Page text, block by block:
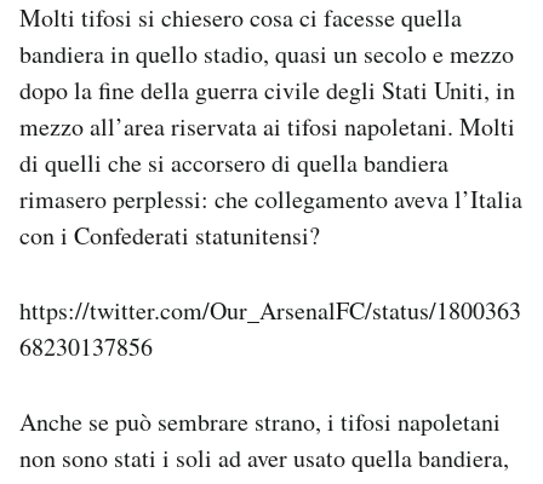
Molti tifosi si chiesero cosa ci facesse quella
bandiera in quello stadio, quasi un secolo e mezzo
dopo la fine della guerra civile degli Stati Uniti, in
mezzo all’area riservata ai tifosi napoletani. Molti
di quelli che si accorsero di quella bandiera
rimasero perplessi: che collegamento aveva l’Italia
con i Confederati statunitensi?
https://twitter.com/Our_ArsenalFC/status/1800363
68230137856
Anche se può sembrare strano, i tifosi napoletani
non sono stati i soli ad aver usato quella bandiera,